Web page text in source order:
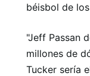
béisbol de
"Jeff Passan
millones de
Tucker sería